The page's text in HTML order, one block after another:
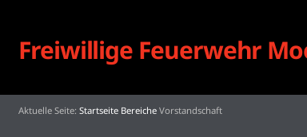
Freiwillige Feuerwehr
Aktuelle Seite: Startseite Bereiche Vorstandschaft